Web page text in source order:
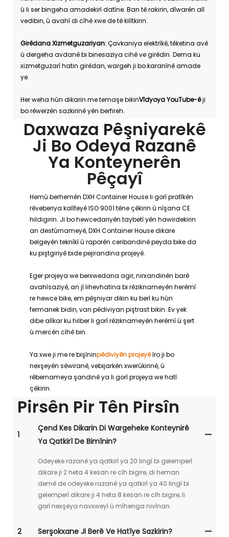
û li ser bingeha amadekirî datîne. Ban tê rakirin, dîwarên alî
vedibin, û avahî di cîhê xwe de tê kilîtkirin.
Girêdana Xizmetguzariyan:Çavkaniya elektrîkê, têketina avê
û dergeha avdanê bi binesaziya cihê ve girêdin. Dema ku
xizmetguzarî hatin girêdan, wargeh ji bo karanînê amade
ye.
Her weha hûn dikarin me temaşe bikinVîdyoya YouTube-êji
bo rêwerzên sazkirinê yên berfireh.
Daxwaza Pêşniyarekê
Ji Bo Odeya Razanê
Ya Konteynerên
Pêçayî
Hemû berhemên DXH Container House li gorî pratîkên
rêveberiya kalîteyê ISO 9001 têne çêkirin û nîşana CE
hildigirin. Ji bo hewcedariyên taybetî yên hawirdekirin
an destûrnameyê, DXH Container House dikare
belgeyên teknîkî û raporên ceribandinê peyda bike da
ku piştgiriyê bide pejirandina projeyê.
Eger projeya we berxwedana agir, nirxandinên barê
avahîsaziyê, an jî lihevhatina bi rêziknameyên herêmî
re hewce bike, em pêşniyar dikin ku berî ku hûn
fermanek bidin, van pêdiviyan piştrast bikin. Ev yek
dibe alîkar ku hilber li gorî rêziknameyên herêmî û şert
û mercên cîhê bin.
Ya xwe ji me re bişîninpêdiviyên projeyêîro ji bo
nexşeyên sêwiranê, vebijarkên xwerûkirinê, û
rêbernameya şandinê ya li gorî projeya we hatî
çêkirin.
Pirsên Pir Tên Pirsîn
1
Çend Kes Dikarin Di Wargeheke Konteynirê
Ya Qatkirî De Bimînin?
Odeyeke razanê ya qatkirî ya 20 lingî bi gelemperî
dikare ji 2 heta 4 kesan re cîh bigire, di heman
demê de odeyeke razanê ya qatkirî ya 40 lingî bi
gelemperî dikare ji 4 heta 8 kesan re cîh bigire, li
gorî nexşeya navxweyî û mîhenga nivînan.
2 Serşokxane Ji Berê Ve Hatîye Sazkirin?